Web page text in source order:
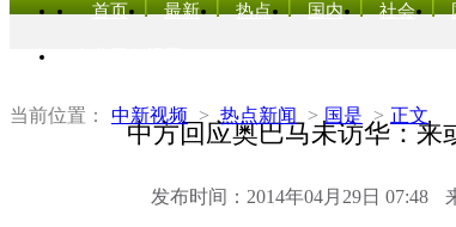
首页 最新 热点 国内 社会
当前位置： 中新视频 > 热点新闻 > 国是 > 正文
中方回应奥巴马未访华：来
发布时间：2014年04月29日 07:48